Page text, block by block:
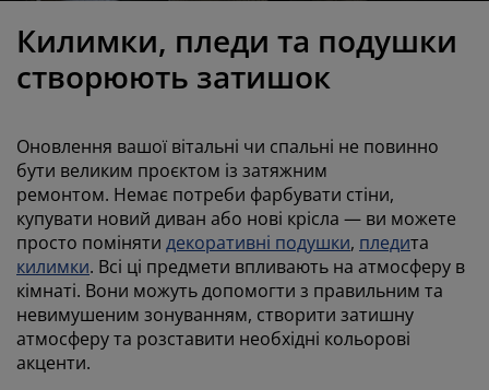
матраци
ліжка
та аксесуари
ліхтарі
товари
для прання
Килимки, пледи та подушки
створюють затишок
Оновлення вашої вітальні чи спальні не повинно
бути великим проєктом із затяжним
ремонтом. Немає потреби фарбувати стіни,
купувати новий диван або нові крісла — ви можете
просто поміняти декоративні подушки, пледита
килимки. Всі ці предмети впливають на атмосферу в
кімнаті. Вони можуть допомогти з правильним та
невимушеним зонуванням, створити затишну
атмосферу та розставити необхідні кольорові
акценти.